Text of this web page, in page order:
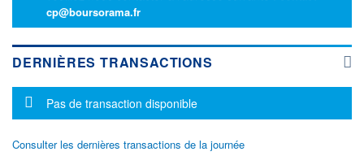
cp@boursorama.fr
DERNIÈRES TRANSACTIONS
Message d'information
Pas de transaction disponible
Consulter les dernières transactions de la journée